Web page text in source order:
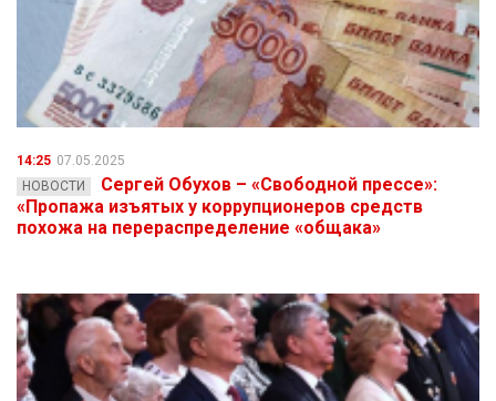
14:25 07.05.2025
НОВОСТИ
Сергей Обухов – «Свободной прессе»:
«Пропажа изъятых у коррупционеров средств
похожа на перераспределение «общака»